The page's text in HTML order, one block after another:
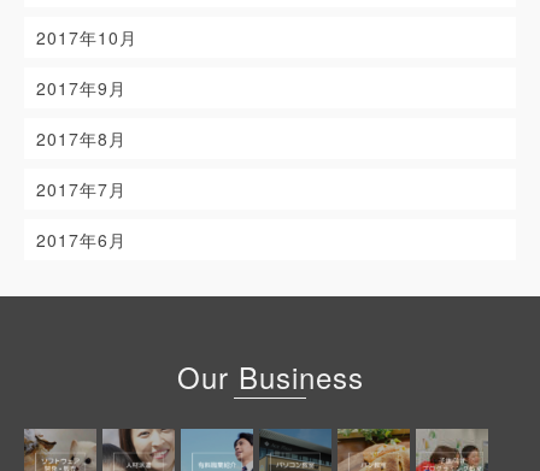
2017年10月
2017年9月
2017年8月
2017年7月
2017年6月
Our Business